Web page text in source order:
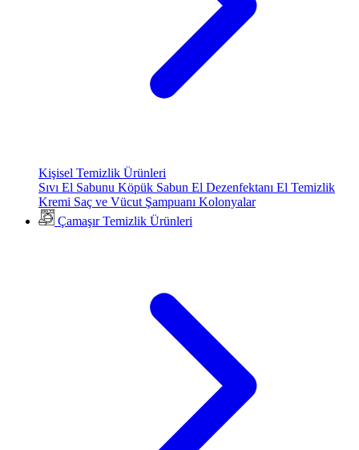
Kişisel Temizlik Ürünleri
Sıvı El Sabunu Köpük Sabun El Dezenfektanı El Temizlik
Kremi Saç ve Vücut Şampuanı Kolonyalar
Çamaşır Temizlik Ürünleri